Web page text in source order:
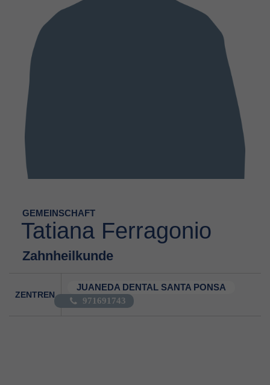
GEMEINSCHAFT
Tatiana Ferragonio
Zahnheilkunde
ZENTREN
JUANEDA DENTAL SANTA PONSA
971691743